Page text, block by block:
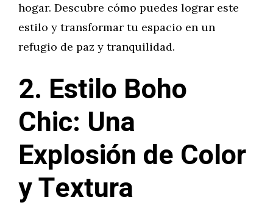
hogar. Descubre cómo puedes lograr este
estilo y transformar tu espacio en un
refugio de paz y tranquilidad.
2. Estilo Boho
Chic: Una
Explosión de Color
y Textura